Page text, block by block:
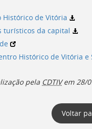
Histórico de Vitória
turísticos da capital
Histórico de Vitória e
pela CDTIVem 28/
Voltar